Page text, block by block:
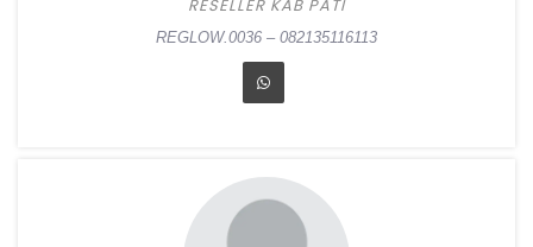
RESELLER KAB PATI
REGLOW.0036 – 082135116113